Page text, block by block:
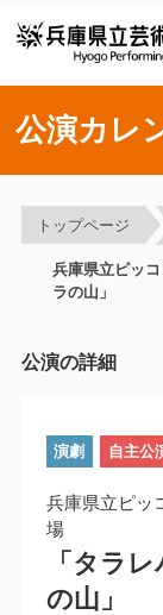
公演カレ
トップページ
兵庫県立ピッ
ラの山」
公演の詳細
演劇 自主公
兵庫県立ピッ
場
「タラ
の山」